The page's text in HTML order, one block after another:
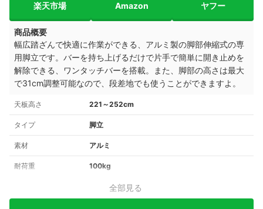
楽天市場 Amazon ヤフー
商品概要
幅広踏ざんで快適に作業ができる、アルミ製の脚部伸縮式の専
用脚立です。バーを持ち上げるだけで片手で簡単に開き止めを
解除できる、ワンタッチバーを搭載。また、脚部の高さは最大
で31cm調整可能なので、段差地でも使うことができますよ。
天板高さ 221～252cm
タイプ 脚立
素材 アルミ
耐荷重 100kg
全部見る